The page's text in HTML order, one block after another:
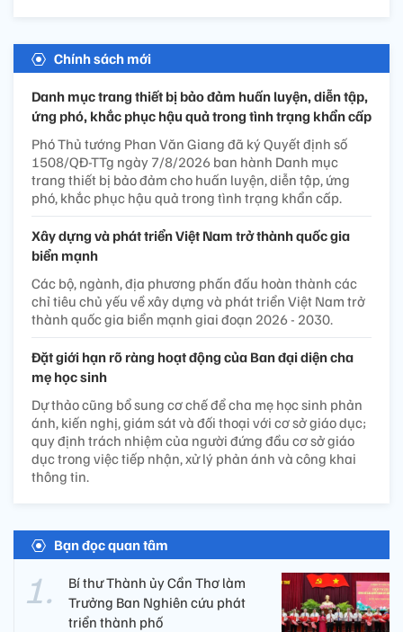
Chính sách mới
Danh mục trang thiết bị bảo đảm huấn luyện, diễn tập,
ứng phó, khắc phục hậu quả trong tình trạng khẩn cấp
Phó Thủ tướng Phan Văn Giang đã ký Quyết định số
1508/QĐ-TTg ngày 7/8/2026 ban hành Danh mục
trang thiết bị bảo đảm cho huấn luyện, diễn tập, ứng
phó, khắc phục hậu quả trong tình trạng khẩn cấp.
Xây dựng và phát triển Việt Nam trở thành quốc gia
biển mạnh
Các bộ, ngành, địa phương phấn đấu hoàn thành các
chỉ tiêu chủ yếu về xây dựng và phát triển Việt Nam trở
thành quốc gia biển mạnh giai đoạn 2026 - 2030.
Đặt giới hạn rõ ràng hoạt động của Ban đại diện cha
mẹ học sinh
Dự thảo cũng bổ sung cơ chế để cha mẹ học sinh phản
ánh, kiến nghị, giám sát và đối thoại với cơ sở giáo dục;
quy định trách nhiệm của người đứng đầu cơ sở giáo
dục trong việc tiếp nhận, xử lý phản ánh và công khai
thông tin.
Bạn đọc quan tâm
Bí thư Thành ủy Cần Thơ làm
Trưởng Ban Nghiên cứu phát
triển thành phố